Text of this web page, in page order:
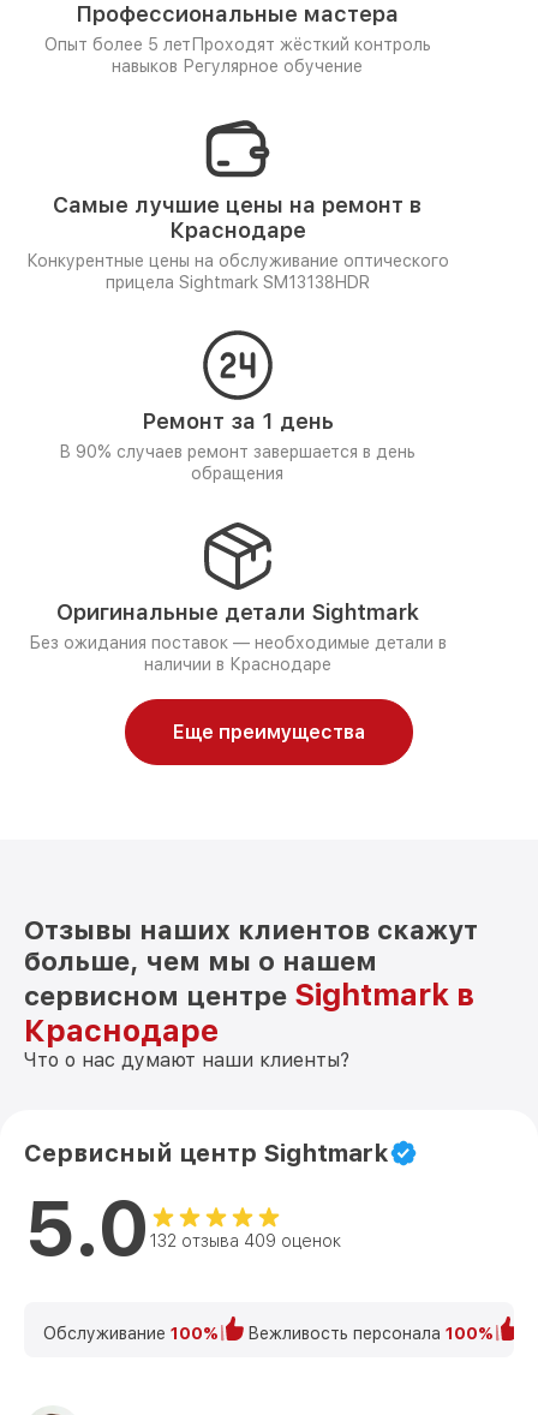
Профессиональные мастера
Опыт более 5 лет Проходят жёсткий контроль
навыков Регулярное обучение
Самые лучшие цены на ремонт в
Краснодаре
Конкурентные цены на обслуживание оптического
прицела Sightmark SM13138HDR
Ремонт за 1 день
В 90% случаев ремонт завершается в день
обращения
Оригинальные детали Sightmark
Без ожидания поставок — необходимые детали в
наличии в Краснодаре
Еще преимущества
Отзывы наших клиентов скажут
больше, чем мы о нашем
сервисном центре Sightmark в
Краснодаре
Что о нас думают наши клиенты?
Сервисный центр Sightmark
5.0 132 отзыва 409 оценок
Обслуживание 100% Вежливость персонала 100%